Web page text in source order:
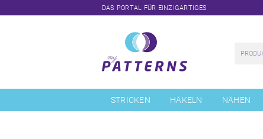
DAS PORTAL FÜR EINZIGARTIGES
überspringen
STRICKEN HÄKELN NÄHEN